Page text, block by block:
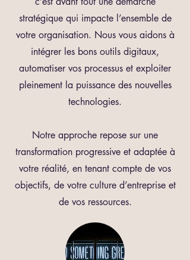
stratégique qui impacte l’ensemble de
votre organisation. Nous vous aidons à
intégrer les bons outils digitaux,
automatiser vos processus et exploiter
pleinement la puissance des nouvelles
technologies.
Notre approche repose sur une
transformation progressive et adaptée à
votre réalité, en tenant compte de vos
objectifs, de votre culture d’entreprise et
de vos ressources.